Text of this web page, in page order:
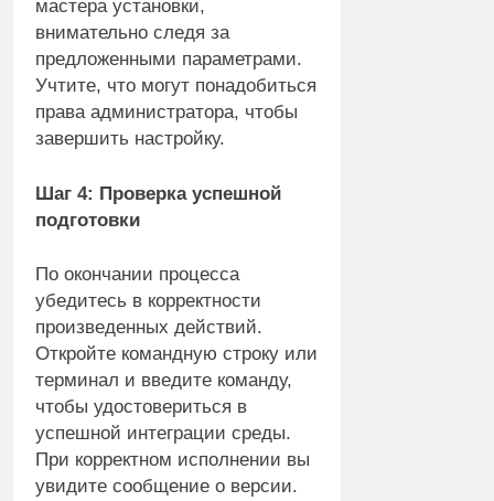
мастера установки,
внимательно следя за
предложенными параметрами.
Учтите, что могут понадобиться
права администратора, чтобы
завершить настройку.
Шаг 4: Проверка успешной
подготовки
По окончании процесса
убедитесь в корректности
произведенных действий.
Откройте командную строку или
терминал и введите команду,
чтобы удостовериться в
успешной интеграции среды.
При корректном исполнении вы
увидите сообщение о версии.